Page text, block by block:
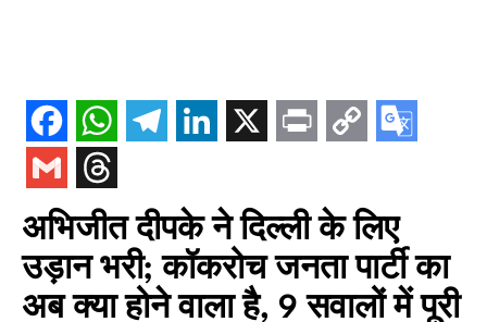
अभिजीत दीपके ने दिल्ली के लिए
उड़ान भरी; कॉकरोच जनता पार्टी का
अब क्या होने वाला है, 9 सवालों में पूरी